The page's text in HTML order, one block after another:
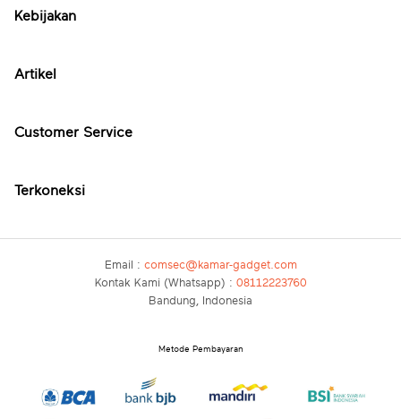
Kebijakan
Artikel
Customer Service
Terkoneksi
Email : comsec@kamar-gadget.com
Kontak Kami (Whatsapp) : 08112223760
Bandung, Indonesia
Metode Pembayaran